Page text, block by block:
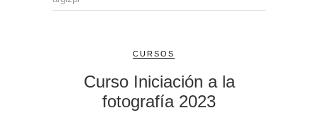
CURSOS
Curso Iniciación a la
fotografía 2023